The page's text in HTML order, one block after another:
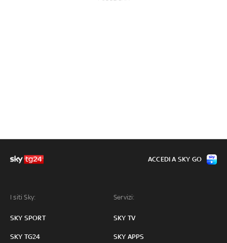
I siti Sky:
SKY SPORT
SKY TG24
Servizi:
SKY TV
SKY APPS
ACCEDI A SKY GO